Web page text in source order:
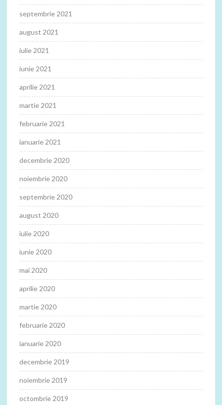
septembrie 2021
august 2021
iulie 2021
iunie 2021
aprilie 2021
martie 2021
februarie 2021
ianuarie 2021
decembrie 2020
noiembrie 2020
septembrie 2020
august 2020
iulie 2020
iunie 2020
mai 2020
aprilie 2020
martie 2020
februarie 2020
ianuarie 2020
decembrie 2019
noiembrie 2019
octombrie 2019